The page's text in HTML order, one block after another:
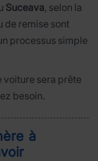
Suceava, selon la
de remise sont
processus simple
voiture sera prête
besoin.
à